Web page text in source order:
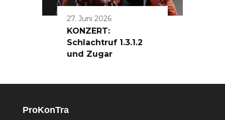
27. Juni 2026
KONZERT:
Schlachtruf 1.3.1.2
und Zugar
ProKonTra